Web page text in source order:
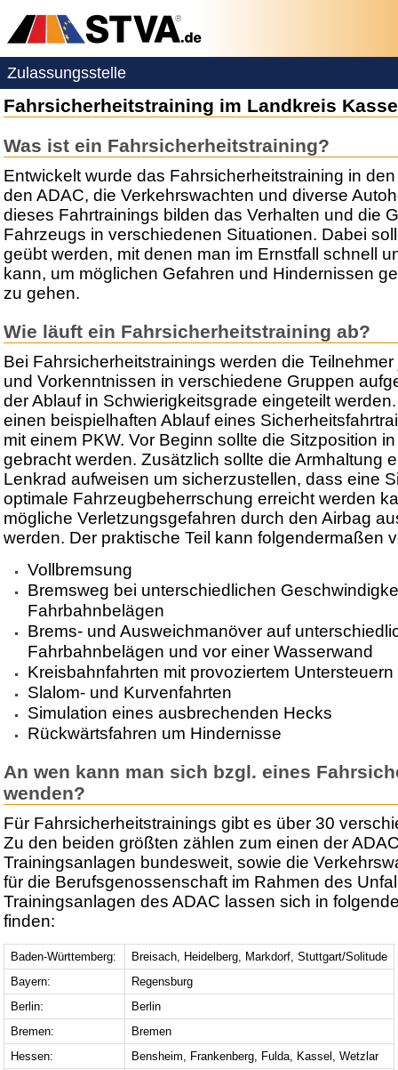
Zulassungsstelle
Fahrsicherheitstraining im Landkreis
Was ist ein Fahrsicherheitstraining?
Entwickelt wurde das Fahrsicherheitstraining in
den ADAC, die Verkehrswachten und diverse
dieses Fahrtrainings bilden das Verhalten und die
Fahrzeugs in verschiedenen Situationen. Dabei
geübt werden, mit denen man im Ernstfall schnell
kann, um möglichen Gefahren und Hindernissen
zu gehen.
Wie läuft ein Fahrsicherheitstraining ab?
Bei Fahrsicherheitstrainings werden die
und Vorkenntnissen in verschiedene Gruppen
der Ablauf in Schwierigkeitsgrade eingeteilt
einen beispielhaften Ablauf eines
mit einem PKW. Vor Beginn sollte die Sitzposition
gebracht werden. Zusätzlich sollte die Armhaltung
Lenkrad aufweisen um sicherzustellen, dass eine
optimale Fahrzeugbeherrschung erreicht werden
mögliche Verletzungsgefahren durch den Airbag
werden. Der praktische Teil kann folgendermaßen
Vollbremsung
Bremsweg bei unterschiedlichen
Fahrbahnbelägen
Brems- und Ausweichmanöver auf
Fahrbahnbelägen und vor einer Wasserwand
Kreisbahnfahrten mit provoziertem
Slalom- und Kurvenfahrten
Simulation eines ausbrechenden Hecks
Rückwärtsfahren um Hindernisse
An wen kann man sich bzgl. eines
wenden?
Für Fahrsicherheitstrainings gibt es über 30
Zu den beiden größten zählen zum einen der
Trainingsanlagen bundesweit, sowie die
für die Berufsgenossenschaft im Rahmen des
Trainingsanlagen des ADAC lassen sich in
finden:
Baden-Württemberg:
Breisach, Heidelberg, Markdorf, Stuttgart/Solitude
Bayern:
Regensburg
Berlin:
Berlin
Bremen:
Bremen
Hessen:
Bensheim, Frankenberg, Fulda, Kassel, Wetzlar